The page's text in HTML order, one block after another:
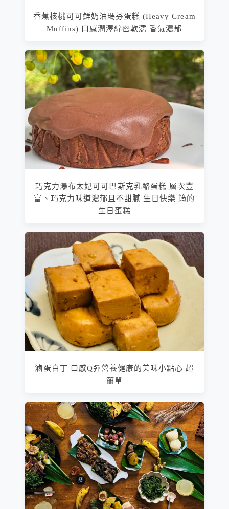
香蕉核桃可可鮮奶油瑪芬蛋糕 (Heavy Cream
Muffins) 口感潤澤綿密軟濡 香氣濃郁
巧克力瀑布太妃可可巴斯克乳酪蛋糕 層次豐
富、巧克力味道濃郁且不甜膩 生日快樂 筠的
生日蛋糕
滷蛋白丁 口感Q彈營養健康的美味小點心 超
簡單